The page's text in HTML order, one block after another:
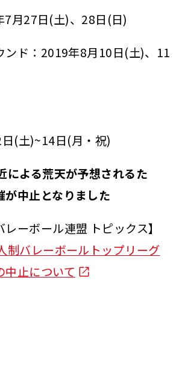
7月27日(土)、28日(日)
ンド：2019年8月10日(土)、11
(土)~14日(月・祝)
よる荒天が予想されるた
が中止となりました
レーボール連盟 トピックス】
制バレーボールトップリーグ
中止について